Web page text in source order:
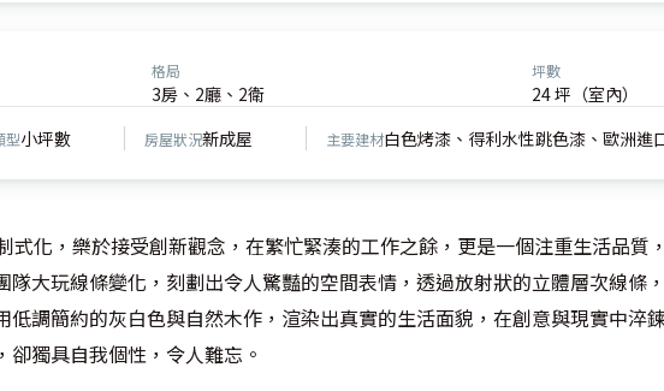
格局
3房、2廳、2衛
坪數
24 坪（室內）
型小坪數 房屋狀況新成屋 主要建材白色烤漆、得利水性跳色漆、歐洲
式化，樂於接受創新觀念，在繁忙緊湊的工作之餘，更是一個注重生活品質
隊大玩線條變化，刻劃出令人驚豔的空間表情，透過放射狀的立體層次線條
低調簡約的灰白色與自然木作，渲染出真實的生活面貌，在創意與現實中淬
獨具自我個性，令人難忘。